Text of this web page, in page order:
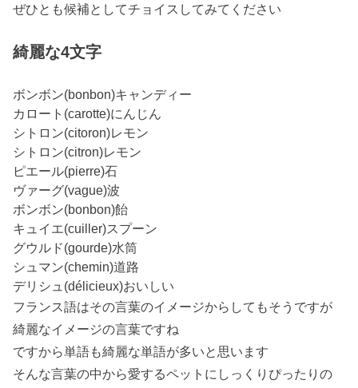
ぜひとも候補としてチョイスしてみてください
綺麗な4文字
ボンボン(bonbon)キャンディー
カロート(carotte)にんじん
シトロン(citoron)レモン
シトロン(citron)レモン
ピエール(pierre)石
ヴァーグ(vague)波
ボンボン(bonbon)飴
キュイエ(cuiller)スプーン
グウルド(gourde)水筒
シュマン(chemin)道路
デリシュ(délicieux)おいしい
フランス語はその言葉のイメージからしてもそうですが
綺麗なイメージの言葉ですね
ですから単語も綺麗な単語が多いと思います
そんな言葉の中から愛するペットにしっくりぴったりの